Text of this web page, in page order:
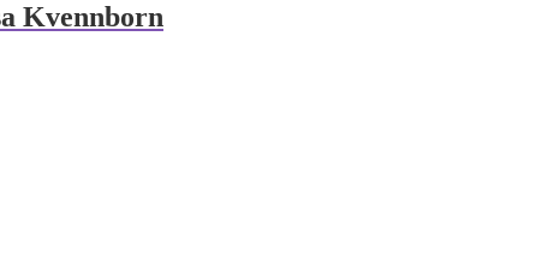
Kvennborn